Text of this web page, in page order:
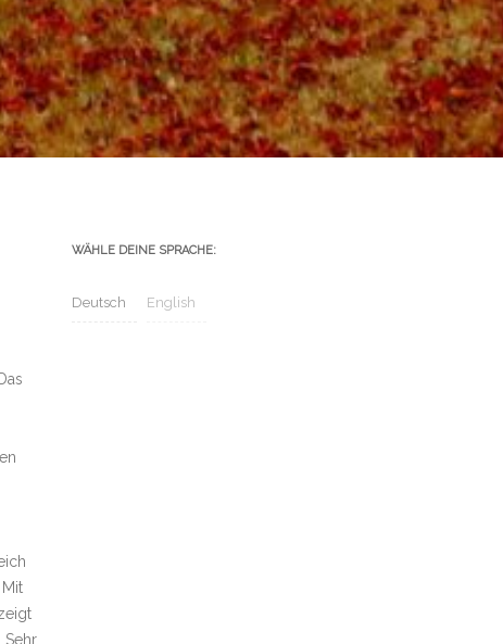
Sehr
WÄHLE DEINE SPRACHE:
Deutsch English